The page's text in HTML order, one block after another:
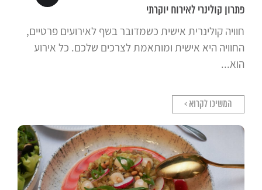
פתרון קולינרי לאירוח יוקרתי
חוויה קולינרית אישית כשמדובר בשף לאירועים פרטיים,
החוויה היא אישית ומותאמת לצרכים שלכם. כל אירוע
הוא...
המשיכו לקרוא >